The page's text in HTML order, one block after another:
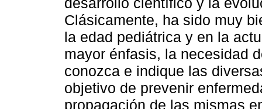
Clásicamente, ha sido muy
la edad pediátrica y en la
mayor énfasis, la necesidad
conozca e indique las
objetivo de prevenir
propagación de las mismas